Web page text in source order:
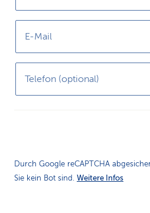
E-Mail
Telefon (optional)
Durch Google reCAPTCHA
Sie kein Bot sind. Weitere Infos